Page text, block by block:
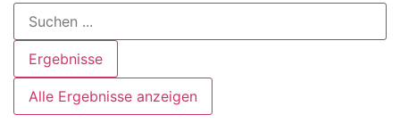
Ergebnisse
Alle Ergebnisse anzeigen